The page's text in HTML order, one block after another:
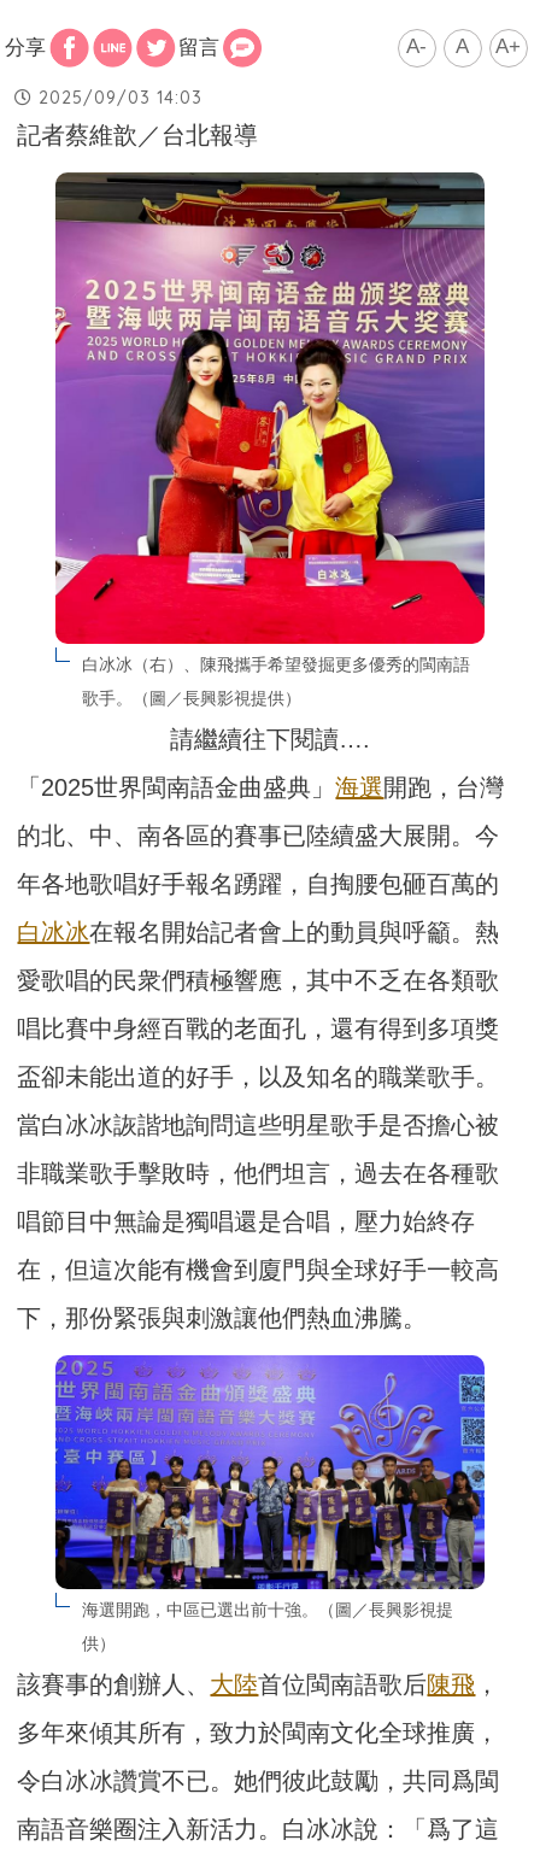
分享 留言 A- A A+
2025/09/03 14:03
記者蔡維歆／台北報導
白冰冰（右）、陳飛攜手希望發掘更多優秀的閩南語
歌手。（圖／長興影視提供）
請繼續往下閱讀….
「2025世界閩南語金曲盛典」海選開跑，台灣
的北、中、南各區的賽事已陸續盛大展開。今
年各地歌唱好手報名踴躍，自掏腰包砸百萬的
白冰冰在報名開始記者會上的動員與呼籲。熱
愛歌唱的民衆們積極響應，其中不乏在各類歌
唱比賽中身經百戰的老面孔，還有得到多項獎
盃卻未能出道的好手，以及知名的職業歌手。
當白冰冰詼諧地詢問這些明星歌手是否擔心被
非職業歌手擊敗時，他們坦言，過去在各種歌
唱節目中無論是獨唱還是合唱，壓力始終存
在，但這次能有機會到廈門與全球好手一較高
下，那份緊張與刺激讓他們熱血沸騰。
海選開跑，中區已選出前十強。（圖／長興影視提
供）
該賽事的創辦人、 大陸首位閩南語歌后陳飛 ，
多年來傾其所有，致力於閩南文化全球推廣，
令白冰冰讚賞不已。她們彼此鼓勵，共同爲閩
南語音樂圈注入新活力。白冰冰說：「爲了這